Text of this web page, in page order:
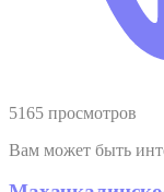
5165 просмотров
Вам может быть